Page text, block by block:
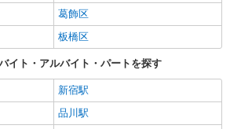
葛飾区
板橋区
イト・アルバイト・パートを探す
新宿駅
品川駅